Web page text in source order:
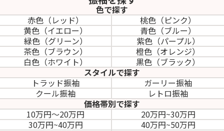
色で探す
赤色（レッド）
桃色（ピンク）
黄色（イエロー）
青色（ブルー）
緑色（グリーン）
紫色（パープル）
茶色（ブラウン）
橙色（オレンジ）
白色（ホワイト）
黒色（ブラック）
スタイルで探す
トラッド振袖
ガーリー振袖
クール振袖
レトロ振袖
価格帯別で探す
10万円～20万円
20万円~30万円
30万円~40万円
40万円~50万円